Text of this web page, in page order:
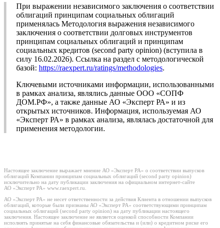
При выражении независимого заключения о соответствии
облигаций принципам социальных облигаций
применялась Методология выражения независимого
заключения о соответствии долговых инструментов
принципам социальных облигаций и принципам
социальных кредитов (second party opinion) (вступила в
силу 16.02.2026). Ссылка на раздел с методологической
базой: https://raexpert.ru/ratings/methodologies.
Ключевыми источниками информации, использованными
в рамках анализа, являлись данные ООО «СОПФ
ДОМ.РФ», а также данные АО «Эксперт РА» и из
открытых источников. Информация, используемая АО
«Эксперт РА» в рамках анализа, являлась достаточной для
применения методологии.
Настоящее заключение выражает мнение АО «Эксперт РА» о соответствии выпусков
облигаций Компании принципам социальных облигаций (second party opinion)
исключительно на дату публикации заключения на официальном интернет-сайте
АО «Эксперт РА» www.raexpert.ru.
АО «Эксперт РА» не несет ответственности за действия Клиента в отношении выпусков
облигаций, которые были признаны АО «Эксперт РА» соответствующими принципам
социальных облигаций (second party opinion) на дату публикации настоящего
заключения. Настоящее заключение не является оценкой способности Компании
исполнять принятые на себя финансовые обязательства и (или) о кредитном риске его